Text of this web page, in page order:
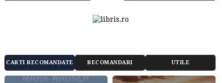
CARTI RECOMANDATE RECOMANDARI UTILE